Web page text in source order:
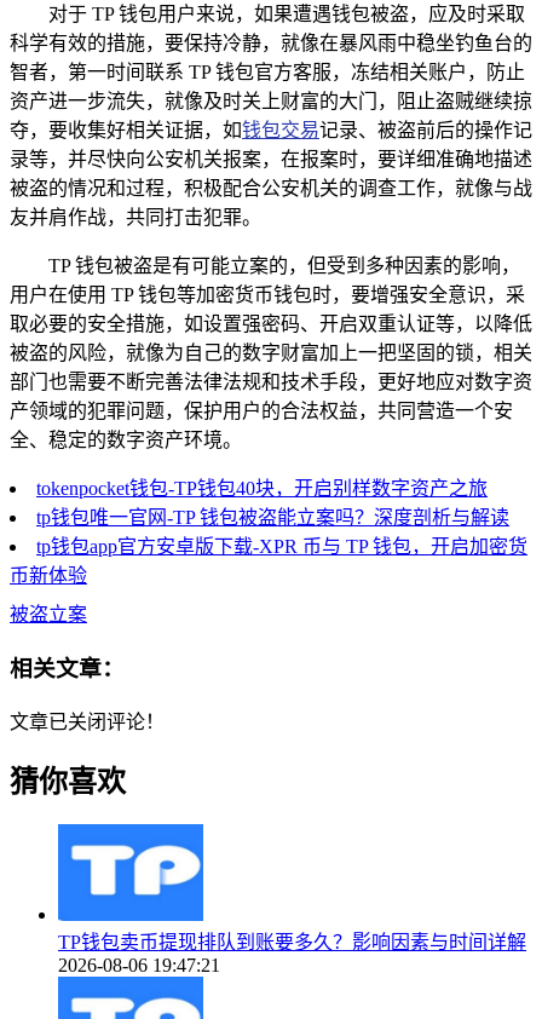
对于 TP 钱包用户来说，如果遭遇钱包被盗，应及时采取
科学有效的措施，要保持冷静，就像在暴风雨中稳坐钓鱼台的
智者，第一时间联系 TP 钱包官方客服，冻结相关账户，防止
资产进一步流失，就像及时关上财富的大门，阻止盗贼继续掠
夺，要收集好相关证据，如钱包交易记录、被盗前后的操作记
录等，并尽快向公安机关报案，在报案时，要详细准确地描述
被盗的情况和过程，积极配合公安机关的调查工作，就像与战
友并肩作战，共同打击犯罪。
TP 钱包被盗是有可能立案的，但受到多种因素的影响，
用户在使用 TP 钱包等加密货币钱包时，要增强安全意识，采
取必要的安全措施，如设置强密码、开启双重认证等，以降低
被盗的风险，就像为自己的数字财富加上一把坚固的锁，相关
部门也需要不断完善法律法规和技术手段，更好地应对数字资
产领域的犯罪问题，保护用户的合法权益，共同营造一个安
全、稳定的数字资产环境。
tokenpocket钱包-TP钱包40块，开启别样数字资产之旅
tp钱包唯一官网-TP 钱包被盗能立案吗？深度剖析与解读
tp钱包app官方安卓版下载-XPR 币与 TP 钱包，开启加密货
币新体验
被盗立案
相关文章：
文章已关闭评论！
猜你喜欢
TP钱包卖币提现排队到账要多久？影响因素与时间详解
2026-08-06 19:47:21